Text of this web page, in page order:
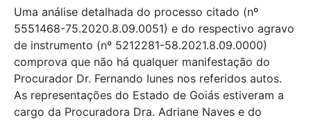
Uma análise detalhada do processo citado (nº
5551468-75.2020.8.09.0051) e do respectivo agravo
de instrumento (nº 5212281-58.2021.8.09.0000)
comprova que não há qualquer manifestação do
Procurador Dr. Fernando Iunes nos referidos autos.
As representações do Estado de Goiás estiveram a
cargo da Procuradora Dra. Adriane Naves e do